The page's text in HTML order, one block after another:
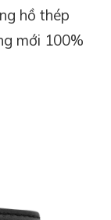
hồ thép
mới 100%